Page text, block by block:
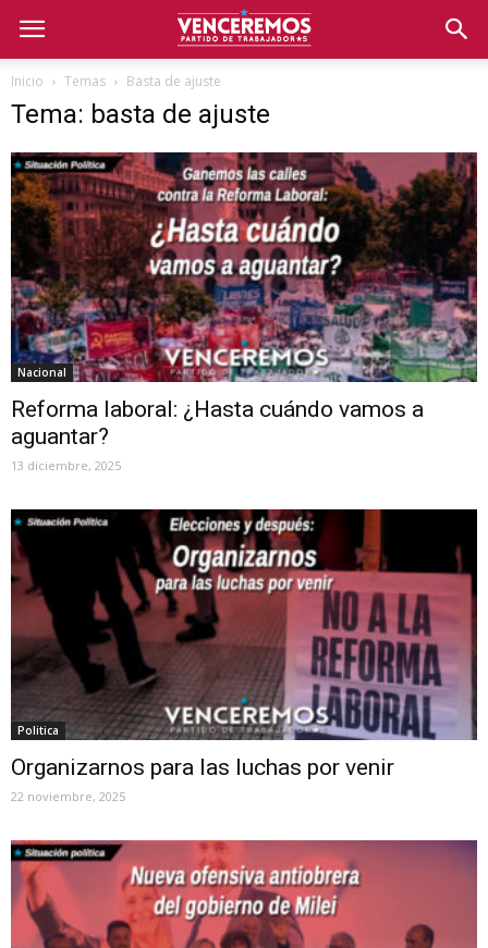
Inicio Temas Basta de ajuste
Tema: basta de ajuste
Nacional
Reforma laboral: ¿Hasta cuándo vamos a
aguantar?
13 diciembre, 2025
Politica
Organizarnos para las luchas por venir
22 noviembre, 2025